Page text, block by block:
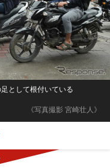
《写真撮影 宮崎壮人》
として根付いている